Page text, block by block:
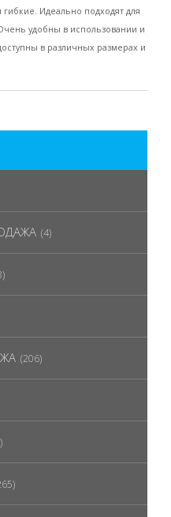
Идеально подходят для
удобны в использовании и
в различных размерах и
(4)
(206)